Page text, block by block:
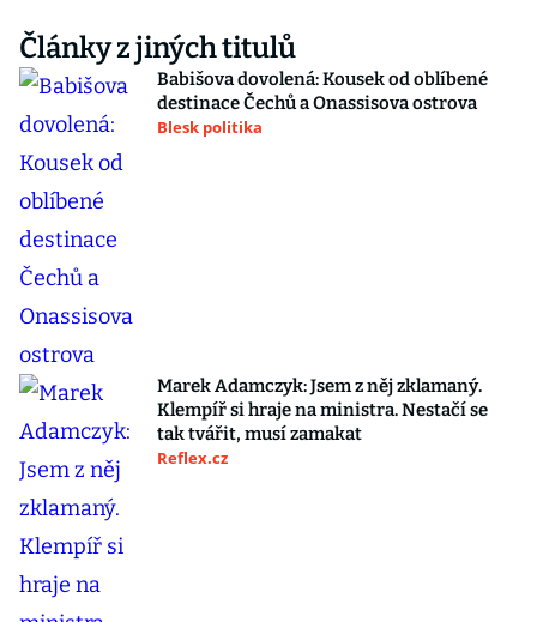
Články z jiných titulů
Babišova dovolená: Kousek od oblíbené
destinace Čechů a Onassisova ostrova
Blesk politika
Marek Adamczyk: Jsem z něj zklamaný.
Klempíř si hraje na ministra. Nestačí se
tak tvářit, musí zamakat
Reflex.cz